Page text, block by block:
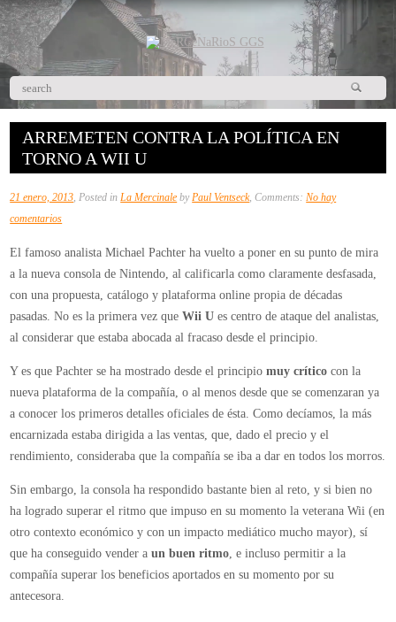
ARREMETEN CONTRA LA POLÍTICA EN
TORNO A WII U
21 enero, 2013, Posted inLa Mercinale byPaul Ventseck, Comments:No hay
comentariosen
contra
la
política
en
torno
a
Wii
U
El famoso analista Michael Pachter ha vuelto a poner en su punto de mira
a la nueva consola de Nintendo, al calificarla como claramente desfasada,
con una propuesta, catálogo y plataforma online propia de décadas
pasadas. No es la primera vez queWii U es centro de ataque del analistas,
al considerar que estaba abocada al fracaso desde el principio.
Y es que Pachter se ha mostrado desde el principio muy crítico con la
nueva plataforma de la compañía, o al menos desde que se comenzaran ya
a conocer los primeros detalles oficiales de ésta. Como decíamos, la más
encarnizada estaba dirigida a las ventas, que, dado el precio y el
rendimiento, consideraba que la compañía se iba a dar en todos los morros.
Sin embargo, la consola ha respondido bastante bien al reto, y si bien no
ha logrado superar el ritmo que impuso en su momento la veterana Wii (en
otro contexto económico y con un impacto mediático mucho mayor), sí
que ha conseguido vender aun buen ritmo, e incluso permitir a la
compañía superar los beneficios aportados en su momento por su
antecesora.